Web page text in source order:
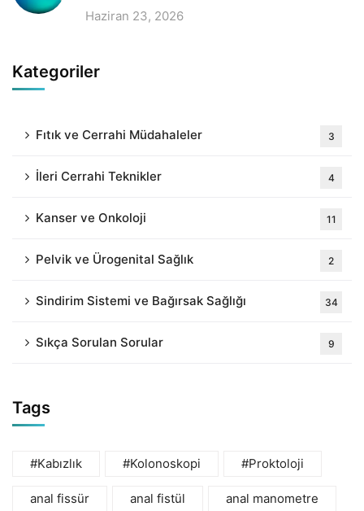
Haziran 23, 2026
Kategoriler
Fıtık ve Cerrahi Müdahaleler 3
İleri Cerrahi Teknikler 4
Kanser ve Onkoloji 11
Pelvik ve Ürogenital Sağlık 2
Sindirim Sistemi ve Bağırsak Sağlığı 34
Sıkça Sorulan Sorular 9
Tags
#Kabızlık #Kolonoskopi #Proktoloji
anal fissür anal fistül anal manometre